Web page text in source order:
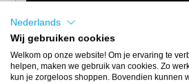
Nederlands
Wij gebruiken cookies
Welkom op onze website! Om je ervaring te
helpen, maken we gebruik van cookies. Zo
kun je zorgeloos shoppen. Bovendien kunnen